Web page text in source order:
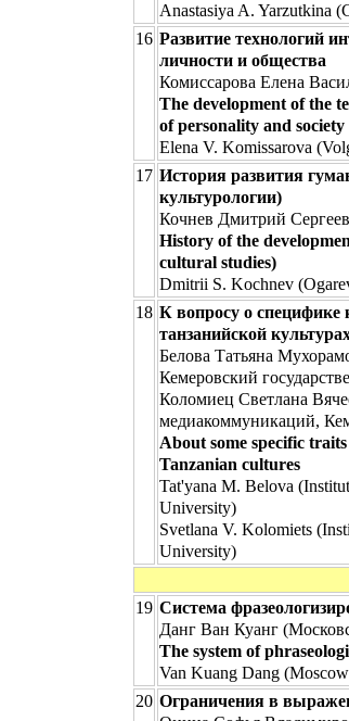
Anastasiya A. Yarzutkina
16 Развитие технологий
личности и общества
Комисcарова Елена
The development of the
of personality and society
Elena V. Komissarova
17 История развития
культурологии)
Кочнев Дмитрий
History of the
cultural studies)
Dmitrii S. Kochnev
18 К вопросу о специфике
танзанийской
Белова Татьяна
Кемеровский
Коломиец Светлана
медиакоммуникаций,
About some specific
Tanzanian cultures
Tat'yana M. Belova
University)
Svetlana V. Kolomiets
University)
19 Система
Данг Ван Куанг
The system of
Van Kuang Dang
20 Ограничения в